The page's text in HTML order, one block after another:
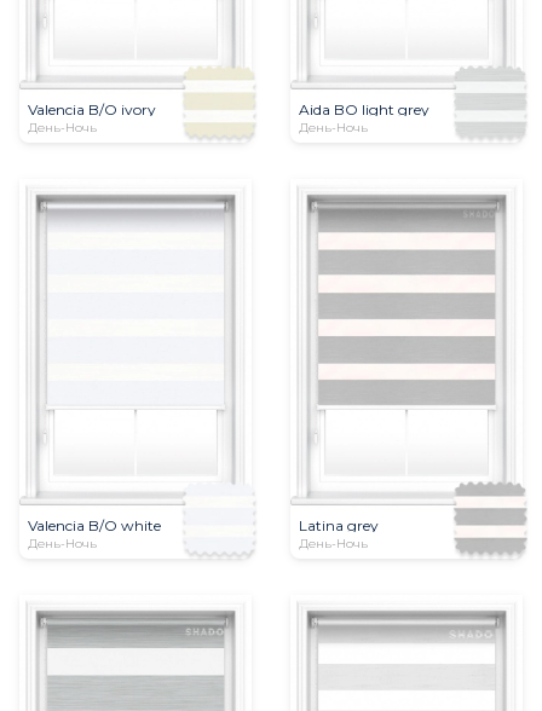
Valencia B/O ivory
День-Ночь
Aida BO light grey
День-Ночь
Valencia B/O white
День-Ночь
Latina grey
День-Ночь